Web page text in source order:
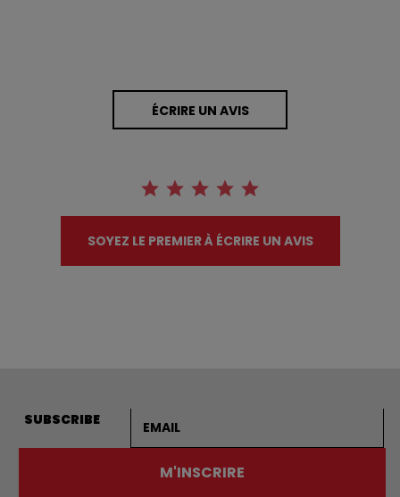
ÉCRIRE UN AVIS
SOYEZ LE PREMIER À ÉCRIRE UN AVIS
SUBSCRIBE
M'INSCRIRE